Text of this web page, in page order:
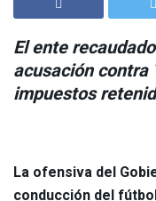
El ente
acusación contra
impuestos
La ofensiva del
conducción del